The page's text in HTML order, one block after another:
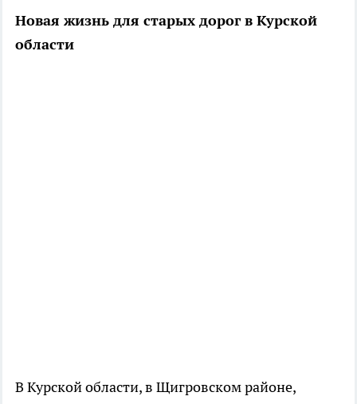
Новая жизнь для старых дорог в Курской
области
В Курской области, в Щигровском районе,